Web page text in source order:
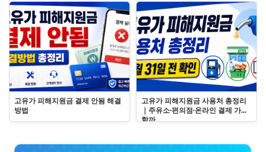
고유가 피해지원금 결제 안됨 해결
방법
고유가 피해지원금 사용처 총정리
｜주유소·편의점·온라인 결제 가능
할까